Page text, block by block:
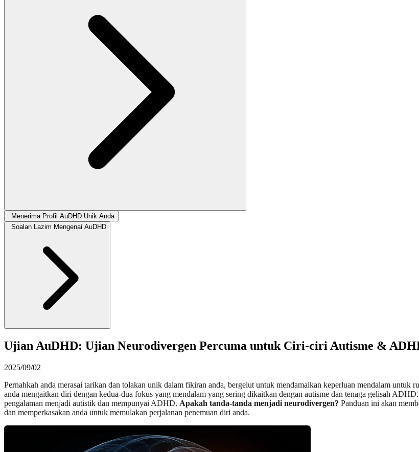
Menerima Profil AuDHD Unik Anda
Soalan Lazim Mengenai AuDHD
Ujian AuDHD: Ujian Neurodivergen Percuma untuk Ciri-ciri Autisme &
2025/09/02
Pernahkah anda merasai tarikan dan tolakan unik dalam fikiran anda, bergelut untuk mendamaikan keperluan mendalam untuk
anda mengaitkan diri dengan kedua-dua fokus yang mendalam yang sering dikaitkan dengan autisme dan tenaga gelisah
pengalaman menjadi autistik dan mempunyai ADHD. Apakah tanda-tanda menjadi neurodivergen? Panduan ini akan
dan memperkasakan anda untuk memulakan perjalanan penemuan diri anda.